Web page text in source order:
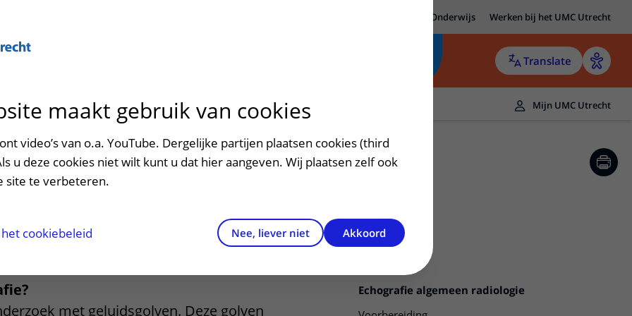
Onderwijs Werken bij het UMC Utrecht
Translate
patiëntportaal
het ziekenhuis
en voorzieningen
en veiligheid
Contact en route
Contactgegevens
Verwijzers
Teleconsult aanvragen
Zorgverlenersportaal
Mijn UMC Utrecht
algemeen
Echografie algemeen radiologie
met geluidsgolven. Deze golven
maakt gebruik van cookies
video’s van o.a. YouTube. Dergelijke partijen plaatsen cookies (third
u deze cookies niet wilt kunt u dat hier aangeven. Wij plaatsen zelf ook
site te verbeteren.
cookiebeleid Nee, liever niet Akkoord